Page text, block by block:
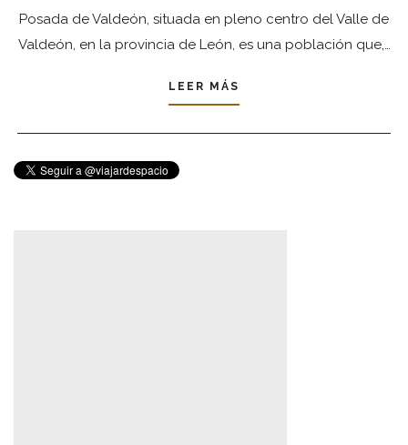
Posada de Valdeón, situada en pleno centro del Valle de
Valdeón, en la provincia de León, es una población que,…
LEER MÁS